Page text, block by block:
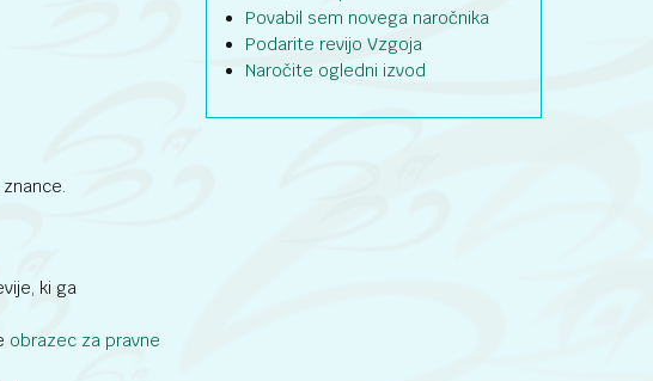
ki ga
obrazec za pravne
Povabil sem novega naročnika
Podarite revijo Vzgoja
Naročite ogledni izvod